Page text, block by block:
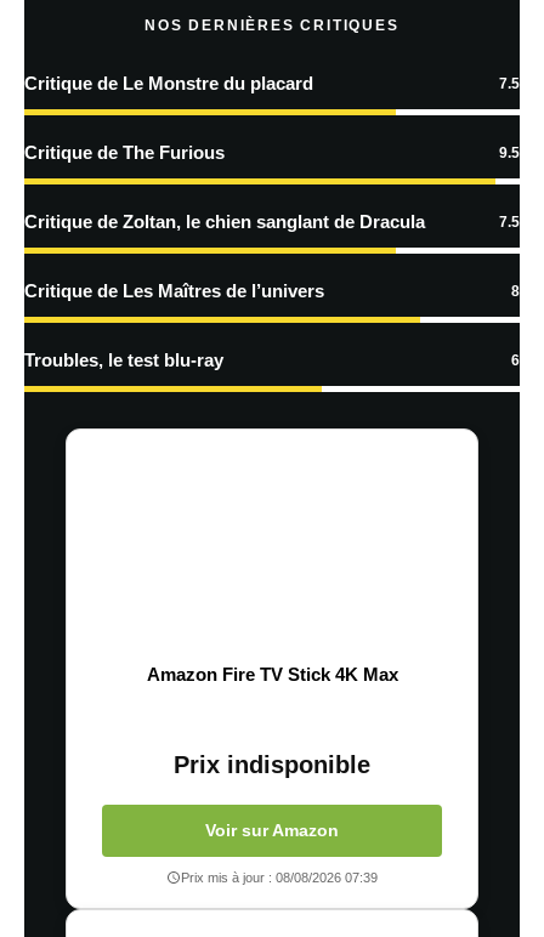
En savoir
traitées
NOS DERNIÈRES CRITIQUES
Critique de Le Monstre du placard 7.5
Critique de The Furious 9.5
Critique de Zoltan, le chien sanglant de Dracula 7.5
Critique de Les Maîtres de l’univers 8
Troubles, le test blu-ray 6
Amazon Fire TV Stick 4K Max
Prix indisponible
Voir sur Amazon
Prix mis à jour : 08/08/2026 07:39